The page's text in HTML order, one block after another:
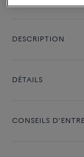
DESCRIPTION
DÉTAILS
CONSEILS